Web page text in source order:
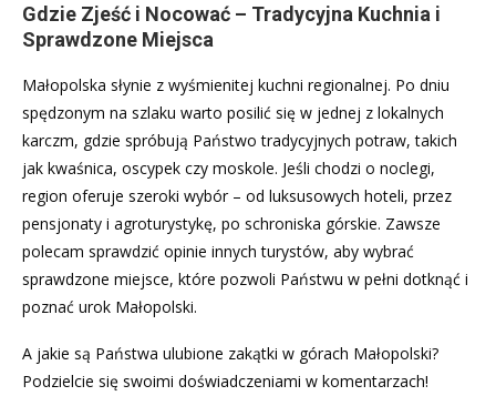
Gdzie Zjeść i Nocować – Tradycyjna Kuchnia i
Sprawdzone Miejsca
Małopolska słynie z wyśmienitej kuchni regionalnej. Po dniu
spędzonym na szlaku warto posilić się w jednej z lokalnych
karczm, gdzie spróbują Państwo tradycyjnych potraw, takich
jak kwaśnica, oscypek czy moskole. Jeśli chodzi o noclegi,
region oferuje szeroki wybór – od luksusowych hoteli, przez
pensjonaty i agroturystykę, po schroniska górskie. Zawsze
polecam sprawdzić opinie innych turystów, aby wybrać
sprawdzone miejsce, które pozwoli Państwu w pełni dotknąć i
poznać urok Małopolski.
A jakie są Państwa ulubione zakątki w górach Małopolski?
Podzielcie się swoimi doświadczeniami w komentarzach!